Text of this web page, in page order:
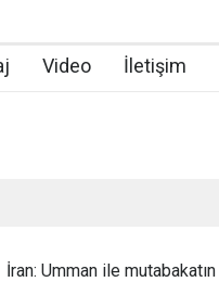
Video İletişim
İran: Umman ile mutabakatın